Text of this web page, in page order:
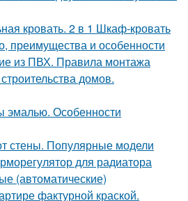
кровать. 2 в 1 Шкаф-кровать
преимущества и особенности
из ПВХ. Правила монтажа
домов.
эмалью. Особенности
стены. Популярные модели
для радиатора
(автоматические)
фактурной краской.